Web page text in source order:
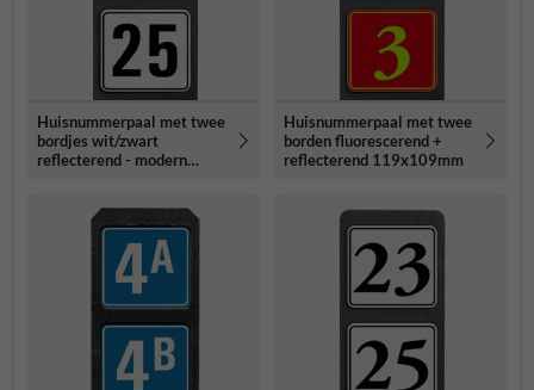
Huisnummerpaal met twee
bordjes wit/zwart
reflecterend - modern
Huisnummerpaal met twee
borden fluorescerend +
reflecterend 119x109mm